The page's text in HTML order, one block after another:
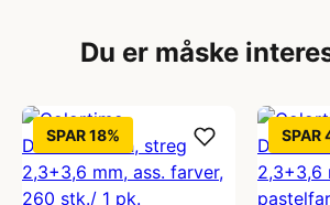
Du er måske
SPAR 18% SPAR